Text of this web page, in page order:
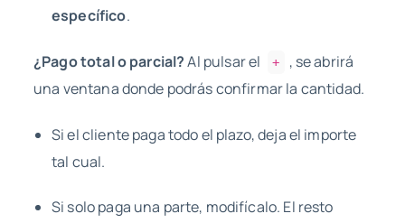
específico.
¿Pago total o parcial?Al pulsar el +
, se abrirá
una ventana donde podrás confirmar la cantidad.
Si el cliente paga todo el plazo, deja el importe
tal cual.
Si solo paga una parte, modifícalo. El resto